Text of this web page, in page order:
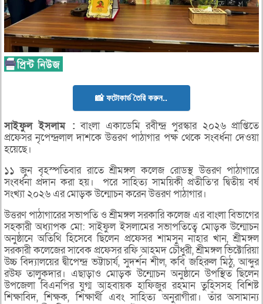
📸 ফটোকার্ড তৈরি করুন..
সাইফুলইসলাম : বাংলা একাডেমি রবীন্দ্র পুরস্কার ২০২৬ প্রাপ্তিতে
প্রফেসর নৃপেন্দ্রলাল দাশকে উত্তরণ পাঠাগার পক্ষ থেকে সংবর্ধনা দেওয়া
হয়েছে।
১১ জুন বৃহস্পতিবার রাতে শ্রীমঙ্গল কলেজ রোডস্থ উত্তরণ পাঠাগারে
সংবর্ধনা প্রদান করা হয়। পরে সাহিত্য সাময়িকী প্রতীতি’র দ্বিতীয় বর্ষ
সংখ্যা ২০২৬ এর মোড়ক উন্মোচন করেন উত্তরণ পাঠাগার।
উত্তরণ পাঠাগারের সভাপতি ও শ্রীমঙ্গল সরকারি কলেজ এর বাংলা বিভাগের
সহকারী অধ্যাপক মো: সাইফুল ইসলামের সভাপতিত্বে মোড়ক উন্মোচন
অনুষ্ঠানে অতিথি হিসেবে ছিলেন প্রফেসর শামসুন নাহার খান, শ্রীমঙ্গল
সরকারী কলেজের সাবেক প্রফেসর রফি আহমদ চৌধুরী, শ্রীমঙ্গল ভিক্টোরিয়া
উচ্চ বিদ্যালয়ের দ্বীপেন্দ্র ভট্টাচার্য, সুদর্শন শীল, কবি জহিরুল মিঠু, আব্দুর
রউফ তালুকদার। এছাড়াও মোড়ক উন্মোচন অনুষ্ঠানে উপস্থিত ছিলেন
উপজেলা বিএনপির যুগ্ম আহবায়ক হাফিজুর রহমান তুহিসসহ বিশিষ্ট
শিক্ষাবিদ, শিক্ষক, শিক্ষার্থী এবং সাহিত্য অনুরাগীরা। তাঁর অসামান্য